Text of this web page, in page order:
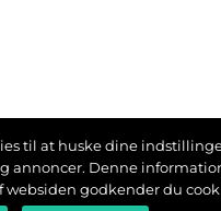
til at huske dine
annoncer. Denne
websiden godkender du